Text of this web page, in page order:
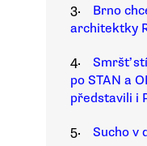
3.
Brno
architektky
4.
Smršť
po STAN a
představili i
5.
Sucho v